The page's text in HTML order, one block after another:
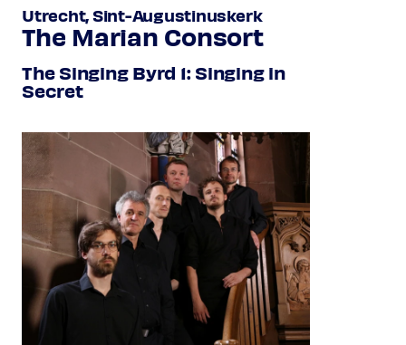
Utrecht, Sint-Augustinuskerk
The Marian Consort
The Singing Byrd 1: Singing in
Secret